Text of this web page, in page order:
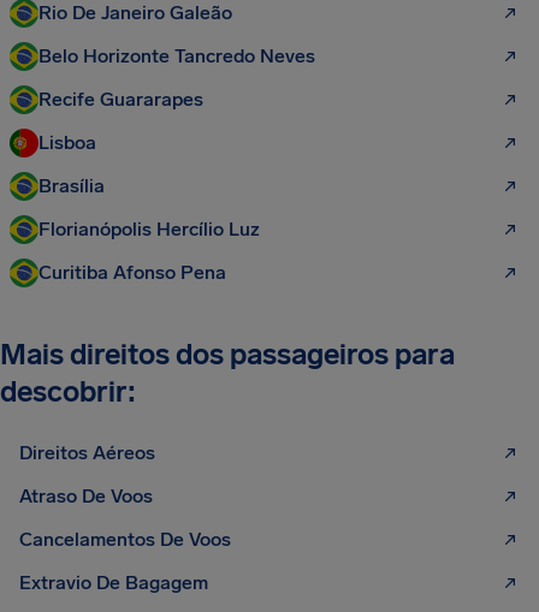
Rio De Janeiro Galeão
Belo Horizonte Tancredo Neves
Recife Guararapes
Lisboa
Brasília
Florianópolis Hercílio Luz
Curitiba Afonso Pena
Mais direitos dos passageiros para
descobrir:
Direitos Aéreos
Atraso De Voos
Cancelamentos De Voos
Extravio De Bagagem